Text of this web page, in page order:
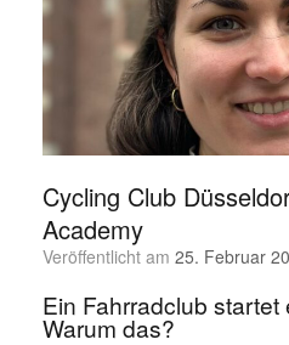
Cycling Club
Academy
Veröffentlicht am 25. Februar
Ein Fahrradclub startet
Warum das?